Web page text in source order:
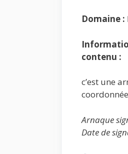
Domaine :
contenu :
c’est une
Arnaque
Date de